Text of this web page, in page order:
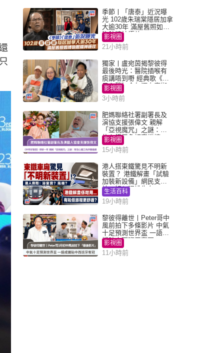
季節丨「唐泰」近況曝
光 102歲朱瑞棠隱居加拿
大逾30年 滿屋舊照如博
物館精神極佳
影視圈
21小時前
獨家丨盧宛茵揭黎彼得
最後時光：醫院插喉有
痰講唔到嘢 經典歌《浪
子心聲》金句源自廟街
睇相佬
影視圈
3小時前
肥媽聯絡社署副署長及
演協支援張偉文 親解
「亞視魔咒」之謎：有
信心鐵三角評審繼續
影視圈
15小時前
港人搭東鐵驚見不明新
裝置？ 港鐵解畫「試驗
加裝新設備」網民支
持：好似呢排先有
生活百科
19小時前
黎彼得離世丨Peter哥中
風前拍下多條影片 中氣
十足預測世界盃 一語成
讖貼中西班牙奪冠
影視圈
11小時前